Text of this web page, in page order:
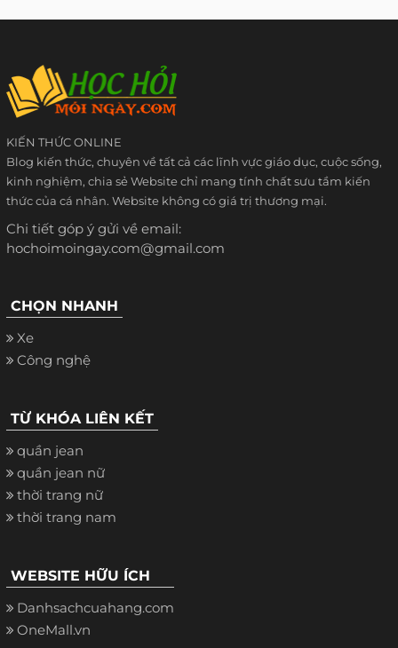
KIẾN THỨC ONLINE
Blog kiến thức, chuyên về tất cả các lĩnh vực giáo dục, cuộc sống,
kinh nghiệm, chia sẻ Website chỉ mang tính chất sưu tầm kiến
thức của cá nhân. Website không có giá trị thương mại.
Chi tiết góp ý gửi về email:
hochoimoingay.com@gmail.com
CHỌN NHANH
Xe
Công nghệ
TỪ KHÓA LIÊN KẾT
quần jean
quần jean nữ
thời trang nữ
thời trang nam
WEBSITE HỮU ÍCH
Danhsachcuahang.com
OneMall.vn